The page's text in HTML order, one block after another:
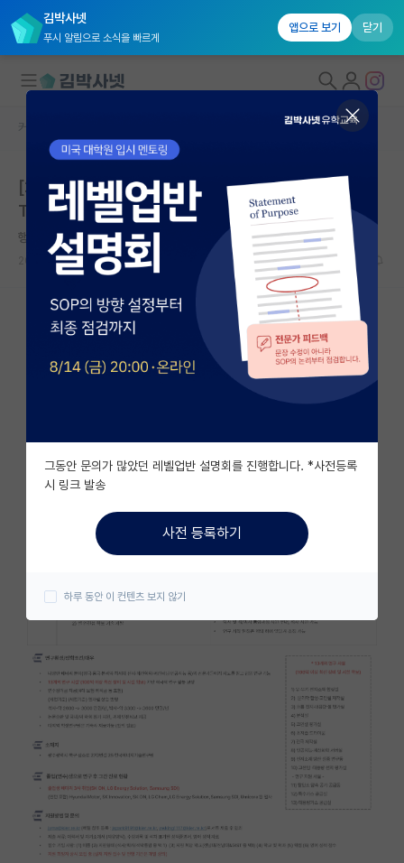
김박사넷
푸시 알림으로 소식을 빠르게
앱으로 보기 닫기
대학원생 모집
국내대학원 정보
연구실&오픈랩
커뮤니티
커뮤니티 홈
전체글보기
베스트 게시판
자유 게시판(아무개랩)
미국 유학 게시판
미국 대학원 합격 후기 게시판
대학원생 모집 게시판
연구실(PI) 홍보 게시판
석박사 채용 정보 게시판
임용 정보 게시판
학부 인턴 게시판
임용 후기 게시판
PI 전용 게시판
커뮤니티 홈
[2026년 하반기 이차전지 분야 석/박 및 통합 과정 (GIS
T/전남대 등 연계) 지원자 모집] 한국에너지기술연구원
행복한 플라톤
2026.02.05 0 2312
그동안 문의가 많았던 레벨업반 설명회를 진행합니다. *사전등록
시 링크 발송
사전 등록하기
하루 동안 이 컨텐츠 보지 않기